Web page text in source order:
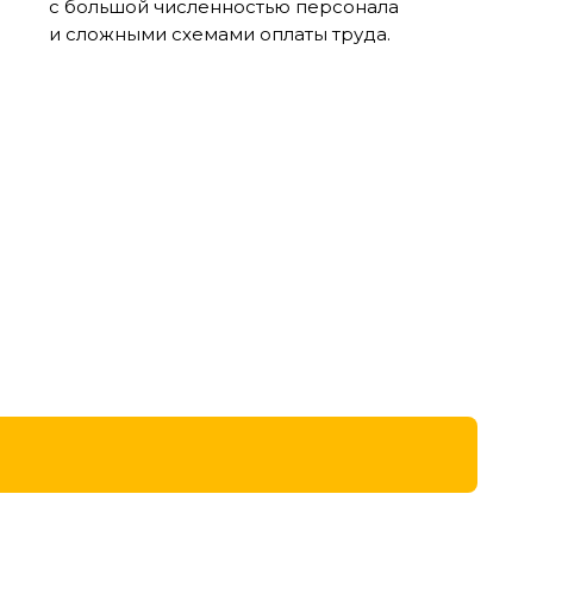
с большой численностью персонала
и сложными схемами оплаты труда.